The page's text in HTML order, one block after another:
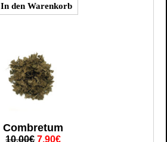
Combretum
10,00€ 7,90€